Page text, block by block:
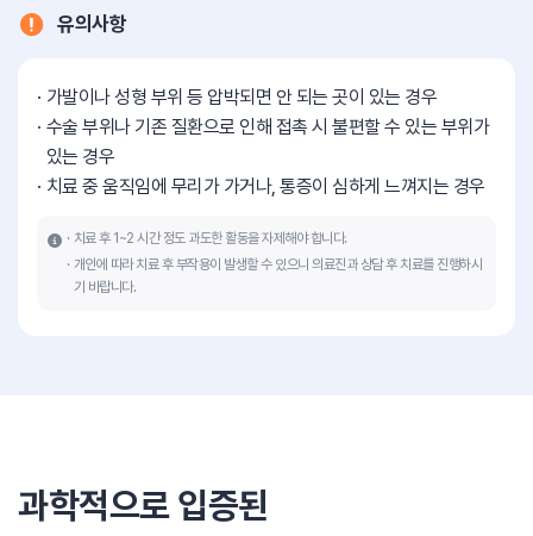
유의사항
가발이나 성형 부위 등 압박되면 안 되는 곳이 있는 경우
수술 부위나 기존 질환으로 인해 접촉 시 불편할 수 있는 부위가
있는 경우
치료 중 움직임에 무리가 가거나, 통증이 심하게 느껴지는 경우
치료 후 1~2 시간 정도 과도한 활동을 자제해야 합니다.
개인에 따라 치료 후 부작용이 발생할 수 있으니 의료진과 상담 후 치료를 진행하시
기 바랍니다.
과학적으로 입증된